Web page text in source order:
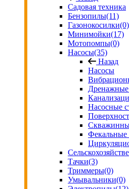
Садовая техника
Бензопилы(11)
Газонокосилки(0)
Минимойки(17)
Мотопомпы(0)
Насосы(35)
Назад
Насосы
Насосные
Фекальные
Тачки(3)
Триммеры(0)
Умывальники(0)